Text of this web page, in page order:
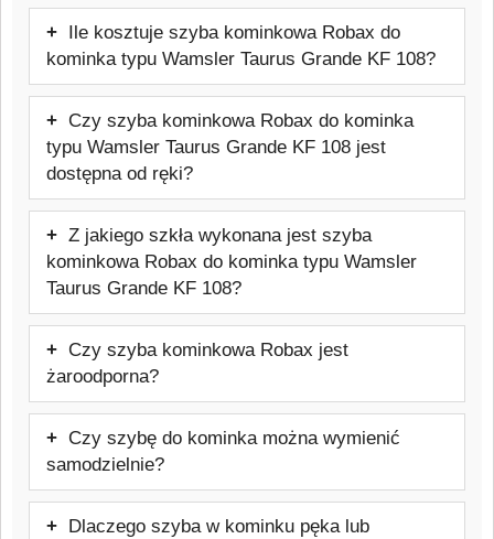
Szyba kominkowa Robax do kominka
typu Wamsler Taurus Grande KF 108 ma
rozmiar: 320x320 mm.
Ile kosztuje szyba kominkowa Robax do
kominka typu Wamsler Taurus Grande KF 108?
Cena: 133,12 zł brutto.
Czy szyba kominkowa Robax do kominka
typu Wamsler Taurus Grande KF 108 jest
dostępna od ręki?
Produkt jest wykonywany na indywidualne
zamówienie, dlatego nie jest produktem
magazynowym dostępnym od ręki.
Z jakiego szkła wykonana jest szyba
kominkowa Robax do kominka typu Wamsler
Taurus Grande KF 108?
Szyba wykonana jest ze szkła
ceramicznego Schott Robax, odpornego
na temperatury do około 800°C,
stosowanego w kominkach i piecach.
Czy szyba kominkowa Robax jest
żaroodporna?
Tak, jest to szkło żaroodporne
przeznaczone do kominków i pieców.
Wytrzymuje temperatury do około 800°C.
Czy szybę do kominka można wymienić
samodzielnie?
W wielu przypadkach wymiana jest
Dlaczego szyba w kominku pęka lub